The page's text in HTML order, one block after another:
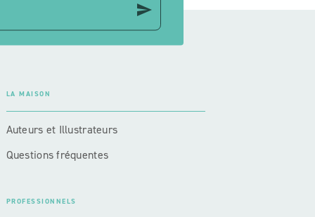
send
LA MAISON
Auteurs et Illustrateurs
Questions fréquentes
PROFESSIONNELS